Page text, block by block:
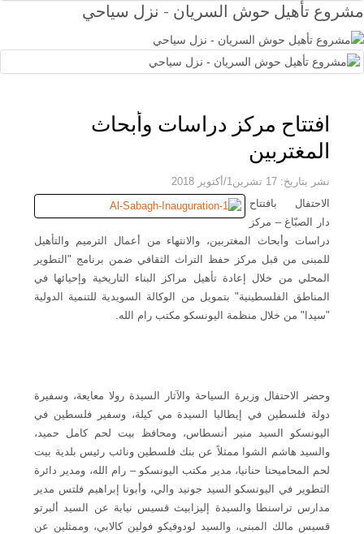
مشروع تأهيل حوش السريان - نزل سياحي
افتتاح مركز دراسات وأبحاث
المغتربين
نشر بتاريخ: 17 تشرين1/أكتوير 2018
الاحتفال بافتتاح
دار الصبّاغ – مركز
دراسات وأبحاث المغتربين، والانتهاء من أعمال الترميم والتأهيل
للمبنى من قبل مركز حفظ التراث الثقافي ضمن برنامج "التطوير
المحلي من خلال إعادة تأهيل مراكز البناء التاريخية وإحيائها في
المناطق الفلسطينية" بتمويل من الوكالة السويدية للتنمية الدولية
"سيدا" من خلال منظمة اليونسكو مكتب رام الله.
وحضر الاحتفال وزيرة السياحة والآثار السيدة رولا معايعة، وسفيرة
دولة فلسطين في إيطاليا السيدة مي كيلة، وسفير فلسطين في
اليونسكو السيد منير أنسطاس، ومحافظ بيت لحم كامل حميد،
والسيد هاشم الشوا ممثلاً عن بنك فلسطين ونائب رئيس بلدية بيت
لحم المحاميحنا حنانيا، مدير مكتب اليونسكو – رام الله، ومدير دائرة
التطوير في اليونسكو السيد جونيد والي، وأبونا إبراهيم فلتس مدير
مدارس تراسنطا والسيدة إليزابيث قسيس نيابة عن السيد ألبرتو
قسيس مالك المبنى، والسيد لودوفيكو فولين كالابي، وممثلين عن